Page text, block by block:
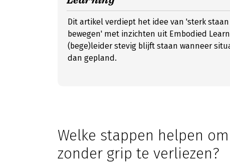
Dit artikel verdiept het idee van 'sterk
bewegen' met inzichten uit Embodied
(bege)leider stevig blijft staan wanneer
dan gepland.
Welke stappen helpen
zonder grip te verliezen?